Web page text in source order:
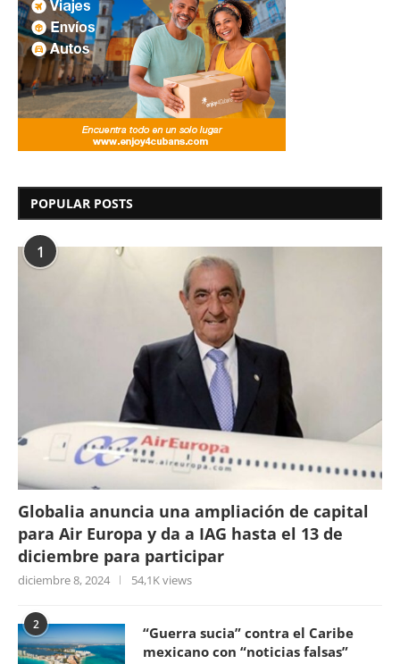
POPULAR POSTS
1
Globalia anuncia una ampliación de capital
para Air Europa y da a IAG hasta el 13 de
diciembre para participar
diciembre 8, 2024 54,1K views
2
“Guerra sucia” contra el Caribe
mexicano con “noticias falsas”